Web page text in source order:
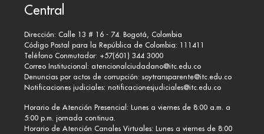
Central
Dirección: Calle 13 # 16 - 74. Bogotá, Colombia
Código Postal para la República de Colombia: 111411
Teléfono Conmutador: +57(601) 344 3000
Correo Institucional: atencionalciudadano@itc.edu.co
Denuncias por actos de corrupción: soytransparente@itc.edu.co
Notificaciones judiciales: notificacionesjudiciales@itc.edu.co
Horario de Atención Presencial: Lunes a viernes de 8:00 a.m. a
5:00 p.m. jornada continua.
Horario de Atención Canales Virtuales: Lunes a viernes de 8:00